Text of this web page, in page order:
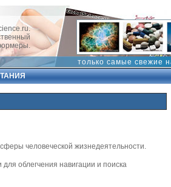
только самые свежие
человеческой жизнедеятельности.
облегчения навигации и поиска